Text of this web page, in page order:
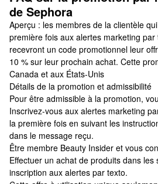
de Sephora
Aperçu : les membres de la clientèle
première fois aux alertes marketing
recevront un code promotionnel leur
10 % sur leur prochain achat. Cette
Canada et aux États-Unis
Détails de la promotion et admissibilité
Pour être admissible à la promotion,
Inscrivez-vous aux alertes marketing
la première fois en suivant les
dans le message reçu.
Être membre Beauty Insider et vous
Effectuer un achat de produits dans
inscription aux alertes par texto.